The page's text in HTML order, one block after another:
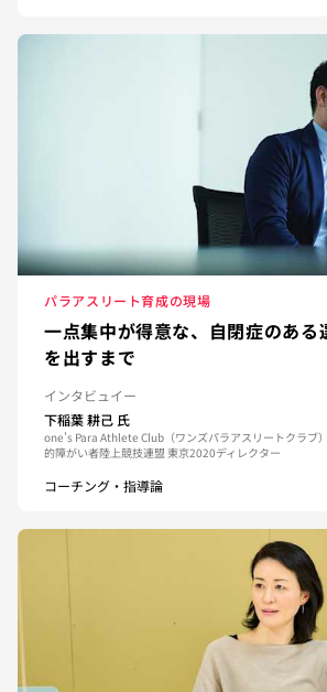
パラアスリート育成の現場
一点集中が得意な、自閉症のある
を出すまで
インタビュイー
下稲葉 耕己 氏
one's Para Athlete Club（ワンズパラアスリートクラブ
的障がい者陸上競技連盟 東京2020ディレクター
コーチング・指導論